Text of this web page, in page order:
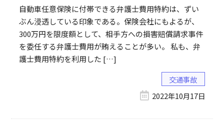
自動車任意保険に付帯できる弁護士費用特約は、ずい
ぶん浸透している印象である。保険会社にもよるが、
300万円を限度額として、相手方への損害賠償請求事件
を委任する弁護士費用が賄えることが多い。 私も、弁
護士費用特約を利用した […]
交通事故
2022年10月17日